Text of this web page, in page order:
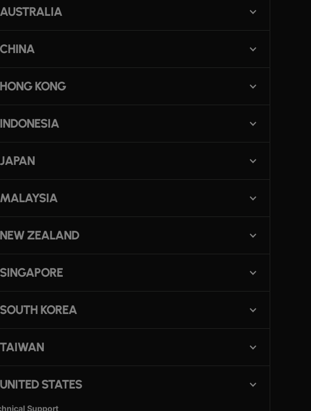
AUSTRALIA
CHINA
HONG KONG
INDONESIA
JAPAN
MALAYSIA
NEW ZEALAND
SINGAPORE
SOUTH KOREA
TAIWAN
UNITED STATES
Support